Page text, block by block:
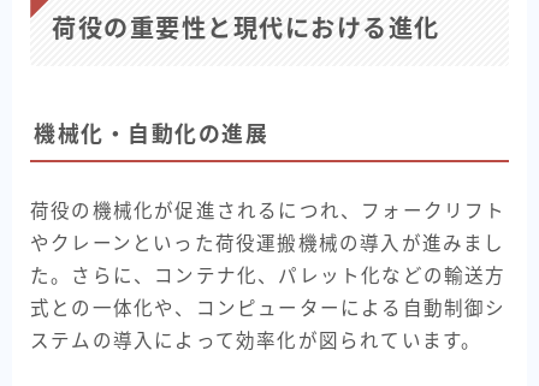
荷役の重要性と現代における進化
機械化・自動化の進展
荷役の機械化が促進されるにつれ、フォークリフト
やクレーンといった荷役運搬機械の導入が進みまし
た。さらに、コンテナ化、パレット化などの輸送方
式との一体化や、コンピューターによる自動制御シ
ステムの導入によって効率化が図られています。